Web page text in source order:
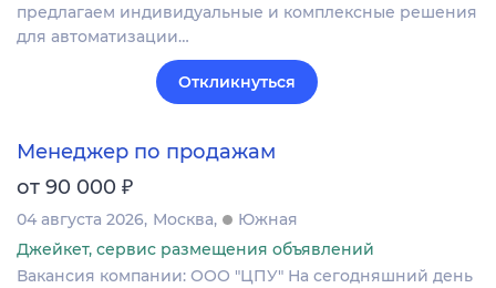
предлагаем индивидуальные и комплексные решения
для автоматизации…
Откликнуться
Менеджер по продажам
от 90 000 ₽
04 августа 2026 Москва
Южная
Джейкет, сервис размещения объявлений
Вакансия компании: ООО "ЦПУ" На сегодняшний день